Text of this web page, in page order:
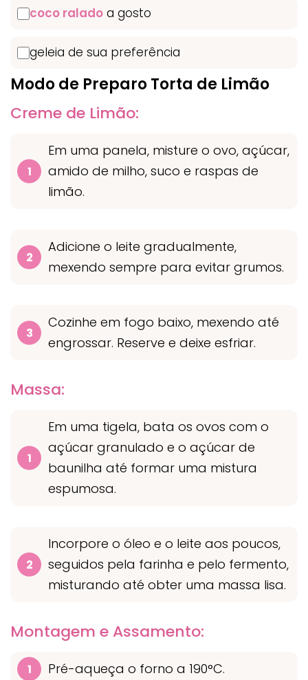
coco ralado a gosto
geleia de sua preferência
Modo de Preparo Torta de Limão
Creme de Limão:
Em uma panela, misture o ovo, açúcar,
amido de milho, suco e raspas de
limão.
Adicione o leite gradualmente,
mexendo sempre para evitar grumos.
Cozinhe em fogo baixo, mexendo até
engrossar. Reserve e deixe esfriar.
Massa:
Em uma tigela, bata os ovos com o
açúcar granulado e o açúcar de
baunilha até formar uma mistura
espumosa.
Incorpore o óleo e o leite aos poucos,
seguidos pela farinha e pelo fermento,
misturando até obter uma massa lisa.
Montagem e Assamento:
Pré-aqueça o forno a 190°C.